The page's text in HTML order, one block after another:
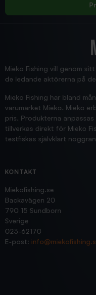
Jensa
Mieko Fishing vill genom
de ledande aktörerna på
Mieko Fishing har bland
varumärket Mieko. Mieko
pris. Produkterna
tillverkas direkt för Mieko
testfiskas självklart
KONTAKT
Miekofishing.se
Backavägen 20
790 15 Sundborn
Sverige
023-62170
E-post: